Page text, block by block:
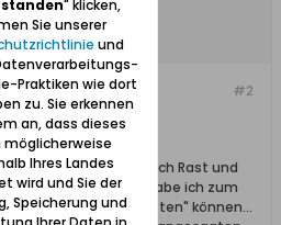
#2
sich und reisen ab
Polens machen sie auch Rast und
erspähen... heute habe ich zum
Apfelernte "retten" können...
" klicken,
Sie unserer
und
Praktiken wie dort
zu. Sie erkennen
an, dass dieses
möglicherweise
Ihres Landes
wird und Sie der
Speicherung und